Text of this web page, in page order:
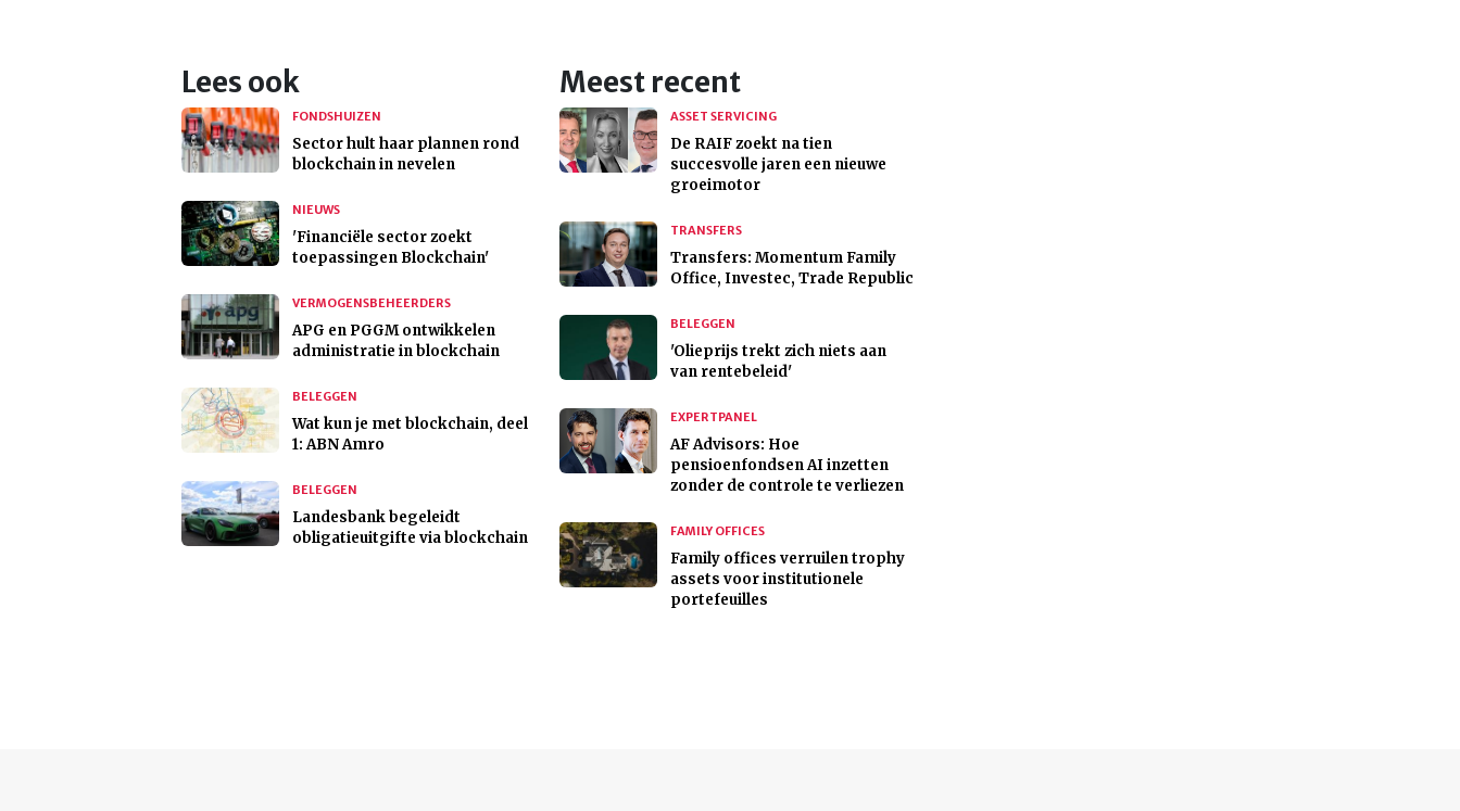
Lees ook
FONDSHUIZEN
Sector hult haar plannen rond
blockchain in nevelen
NIEUWS
'Financiële sector zoekt
toepassingen Blockchain'
VERMOGENSBEHEERDERS
APG en PGGM ontwikkelen
administratie in blockchain
BELEGGEN
Wat kun je met blockchain, deel
1: ABN Amro
BELEGGEN
Landesbank begeleidt
obligatieuitgifte via blockchain
Meest recent
ASSET SERVICING
De RAIF zoekt na tien
succesvolle jaren een nieuwe
groeimotor
TRANSFERS
Transfers: Momentum Family
Office, Investec, Trade Republic
BELEGGEN
'Olieprijs trekt zich niets aan
van rentebeleid'
EXPERTPANEL
AF Advisors: Hoe
pensioenfondsen AI inzetten
zonder de controle te verliezen
FAMILY OFFICES
Family offices verruilen trophy
assets voor institutionele
portefeuilles